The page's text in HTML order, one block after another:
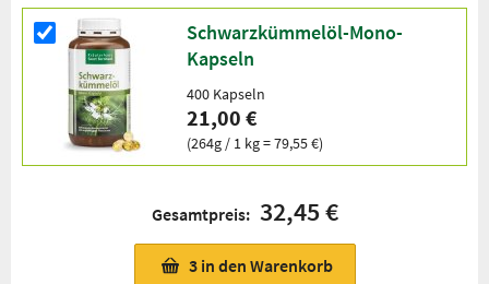
Schwarzkümmelöl-Mono-
Kapseln
400 Kapseln
21,00 €
(264g / 1 kg = 79,55 €)
Gesamtpreis: 32,45 €
3 in den Warenkorb